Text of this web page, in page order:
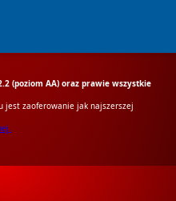
(poziom AA) oraz prawie wszystkie
jest zaoferowanie jak najszerszej